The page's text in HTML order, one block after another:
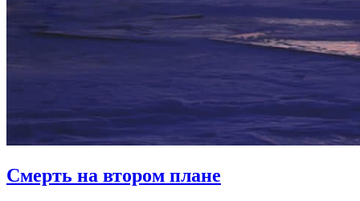
Смерть на втором плане